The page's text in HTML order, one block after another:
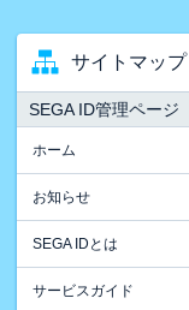
サイトマップ
SEGA ID管理ページ
ホーム
お知らせ
SEGA IDとは
サービスガイド